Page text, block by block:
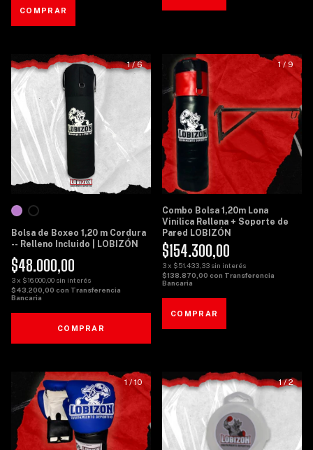
1/6
Bolsa de Boxeo 1,20 m Cordura
-- Relleno Incluido | LOBIZÓN
$48.000,00
3x $16.000,00 sin interés
$43.200,00 con Transferencia
Bancaria
COMPRAR
1/ 9
Combo Bolsa 1,20m Lona
Vinílica Rellena + Soporte de
Pared LOBIZÓN
$154.300,00
3x $51.433,33 sin interés
$138.870,00 con Transferencia
Bancaria
1/10 1/2